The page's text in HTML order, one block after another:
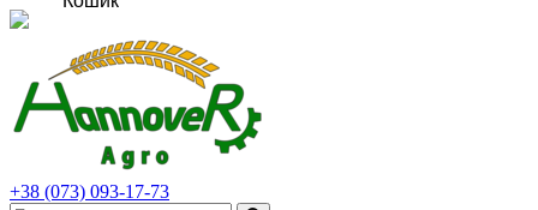
+38 (073) 093-17-73